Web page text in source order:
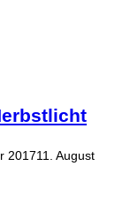
201711. August